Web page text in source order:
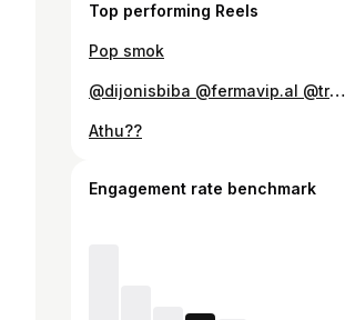
Top performing Reels
Pop smok
@dijonisbiba @fermavip.al @tring_albania 💪🏿🙏🏻
Athu??
Engagement rate benchmark